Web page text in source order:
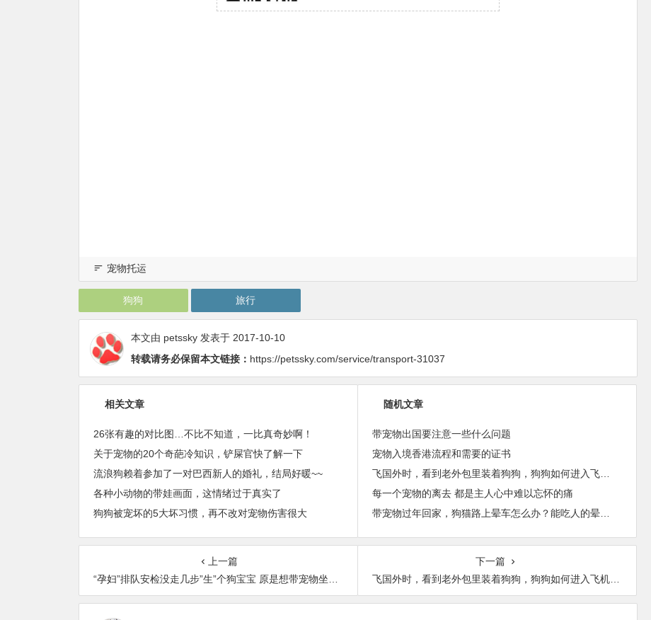
宠物托运
狗狗 旅行
本文由 petssky 发表于 2017-10-10
转载请务必保留本文链接： https://petssky.com/service/transport-31037
相关文章
26张有趣的对比图…不比不知道，一比真奇妙啊！
关于宠物的20个奇葩冷知识，铲屎官快了解一下
流浪狗赖着参加了一对巴西新人的婚礼，结局好暖~~
各种小动物的带娃画面，这情绪过于真实了
狗狗被宠坏的5大坏习惯，再不改对宠物伤害很大
随机文章
带宠物出国要注意一些什么问题
宠物入境香港流程和需要的证书
飞国外时，看到老外包里装着狗狗，狗狗如何进入飞机客舱？
每一个宠物的离去 都是主人心中难以忘怀的痛
带宠物过年回家，狗猫路上晕车怎么办？能吃人的晕车药吗？
上一篇
“孕妇”排队安检没走几步”生”个狗宝宝 原是想带宠物坐高铁
下一篇
飞国外时，看到老外包里装着狗狗，狗狗如何进入飞机客舱？